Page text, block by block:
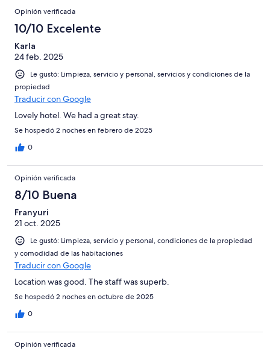
Opinión verificada
10/10 Excelente
Karla
24 feb. 2025
Le gustó: Limpieza, servicio y personal, servicios y condiciones de la
propiedad
Traducir con Google
Lovely hotel. We had a great stay.
Se hospedó 2 noches en febrero de 2025
0
Opinión verificada
8/10 Buena
Franyuri
21 oct. 2025
Le gustó: Limpieza, servicio y personal, condiciones de la propiedad
y comodidad de las habitaciones
Traducir con Google
Location was good. The staff was superb.
Se hospedó 2 noches en octubre de 2025
0
Opinión verificada